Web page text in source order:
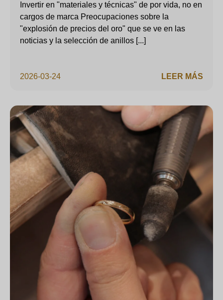
2026-03-24
Invertir en "materiales y técnicas" de por vida, no en
cargos de marca Preocupaciones sobre la
"explosión de precios del oro" que se ve en las
noticias y la selección de anillos [...]
LEER MÁS